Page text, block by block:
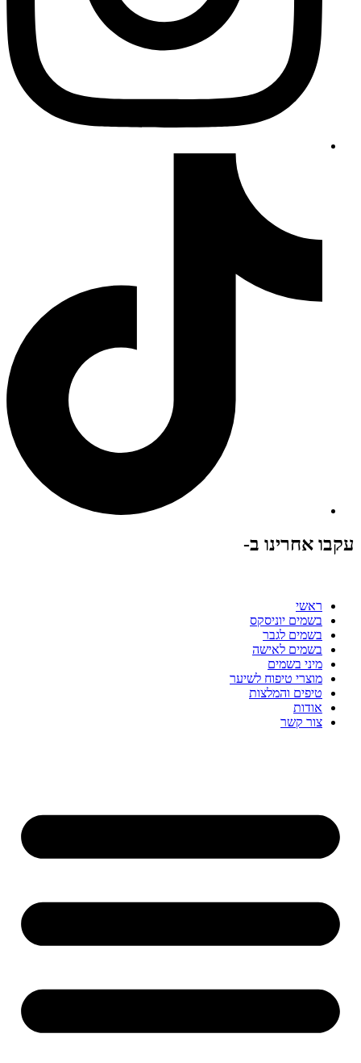
עקבו אחרינו ב-
ראשי
בשמים יוניסקס
בשמים לגבר
בשמים לאישה
מיני בשמים
מוצרי טיפוח לשיער
טיפים והמלצות
אודות
צור קשר